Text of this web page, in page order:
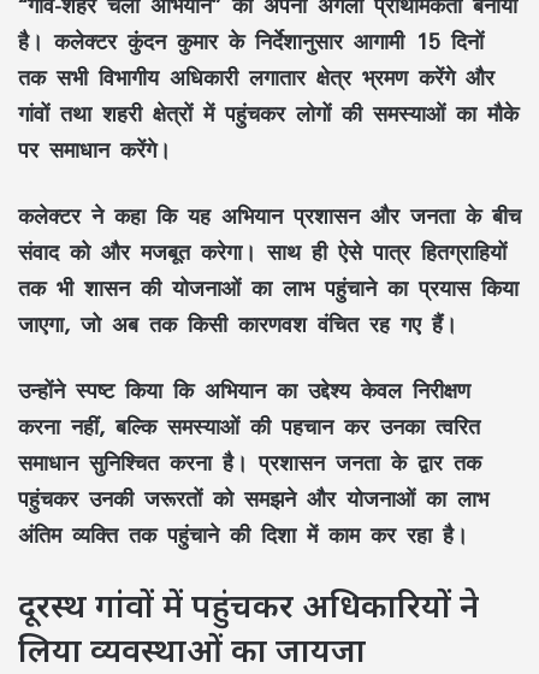
है। कलेक्टर कुंदन कुमार के निर्देशानुसार आगामी 15 दिनों
तक सभी विभागीय अधिकारी लगातार क्षेत्र भ्रमण करेंगे और
गांवों तथा शहरी क्षेत्रों में पहुंचकर लोगों की समस्याओं का मौके
पर समाधान करेंगे।
कलेक्टर ने कहा कि यह अभियान प्रशासन और जनता के बीच
संवाद को और मजबूत करेगा। साथ ही ऐसे पात्र हितग्राहियों
तक भी शासन की योजनाओं का लाभ पहुंचाने का प्रयास किया
जाएगा, जो अब तक किसी कारणवश वंचित रह गए हैं।
उन्होंने स्पष्ट किया कि अभियान का उद्देश्य केवल निरीक्षण
करना नहीं, बल्कि समस्याओं की पहचान कर उनका त्वरित
समाधान सुनिश्चित करना है। प्रशासन जनता के द्वार तक
पहुंचकर उनकी जरूरतों को समझने और योजनाओं का लाभ
अंतिम व्यक्ति तक पहुंचाने की दिशा में काम कर रहा है।
दूरस्थ गांवों में पहुंचकर अधिकारियों ने
लिया व्यवस्थाओं का जायजा